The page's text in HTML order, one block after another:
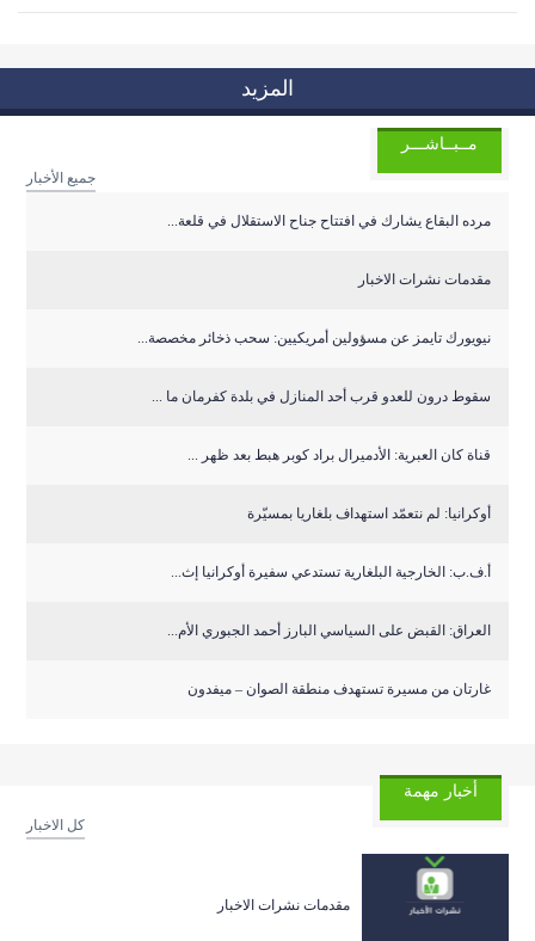
المزيد
مــبــاشـــر
جميع الأخبار
مرده البقاع يشارك في افتتاح جناح الاستقلال في قلعة...
مقدمات نشرات الاخبار
نيويورك تايمز عن مسؤولين أمريكيين: سحب ذخائر مخصصة...
سقوط درون للعدو قرب أحد المنازل في بلدة كفرمان ما ...
قناة كان العبرية: الأدميرال براد كوبر هبط بعد ظهر ...
أوكرانيا: لم نتعمّد استهداف بلغاريا بمسيّرة
أ.ف.ب: الخارجية البلغارية تستدعي سفيرة أوكرانيا إث...
العراق: القبض على السياسي البارز أحمد الجبوري الأم...
غارتان من مسيرة تستهدف منطقة الصوان – ميفدون
أخبار مهمة
كل الاخبار
مقدمات نشرات الاخبار